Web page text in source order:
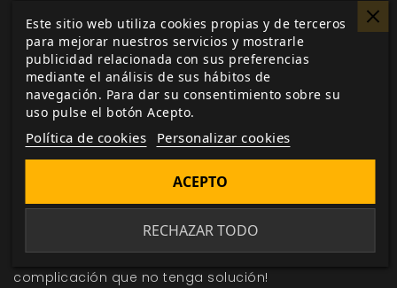
facilidad en tus partidas. ¡Todo lo que necesitas para
escenificar las extrañas bromas de Cebollo, plantear
un combate contra una gema corrupta gigante o
cualquier otra aventura que se te pase por la cabeza!
Consejos de narración que te ayudarán a dirigir tus
primeras partidas y crear tus propias historias, así
como una aventura introductoria lista para jugar y un
Con el juego de rol oficial deSteven Universepodrás
trasladar a tu mesa toda la diversión, la acción y la
ternura de la serie de animación. ¡Y no hay
complicación que no tenga solución!
Este sitio web utiliza cookies propias y de terceros
para mejorar nuestros servicios y mostrarle
publicidad relacionada con sus preferencias
mediante el análisis de sus hábitos de
navegación. Para dar su consentimiento sobre su
uso pulse el botón Acepto.
Política de cookies Personalizar cookies
RECHAZAR TODO
ACEPTO